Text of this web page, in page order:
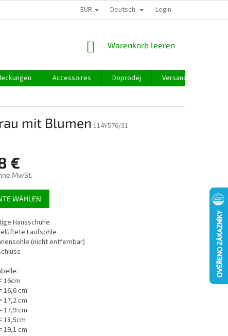
EUR Deutsch Login
WARENKORB
Warenkorb leeren
Accessoires Doprodej
Versand und Zahlung
mit Blumen 114Y576/31
€
MwSt.
WÄHLEN
Hausschuhe
Laufsohle
(nicht entfernbar)
16cm
16,6 cm
17,2 cm
17,9 cm
18,5cm
19,1 cm